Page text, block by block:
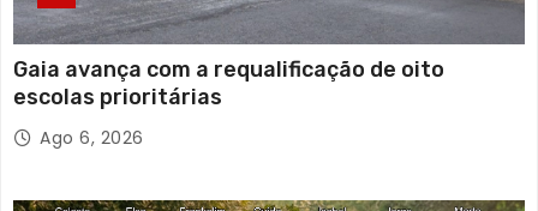
Gaia avança com a requalificação de oito
escolas prioritárias
Ago 6, 2026